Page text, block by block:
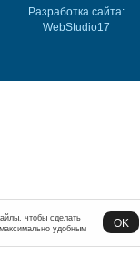
Разработка сайта:
WebStudio17
чтобы сделать
удобным
OK